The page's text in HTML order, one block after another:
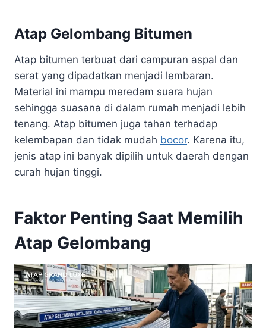
Atap Gelombang Bitumen
Atap bitumen terbuat dari campuran aspal dan
serat yang dipadatkan menjadi lembaran.
Material ini mampu meredam suara hujan
sehingga suasana di dalam rumah menjadi lebih
tenang. Atap bitumen juga tahan terhadap
kelembapan dan tidak mudah bocor. Karena itu,
jenis atap ini banyak dipilih untuk daerah dengan
curah hujan tinggi.
Faktor Penting Saat Memilih
Atap Gelombang